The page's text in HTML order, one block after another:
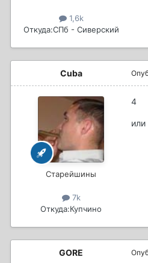
1,6k
Откуда:СПб - Сиверский
Cuba
Старейшины
7k
Откуда:Купчино
4
или
GORE